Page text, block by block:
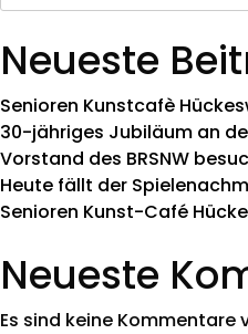
Neueste
Senioren Kunstcafè
30-jähriges Jubiläum an
Vorstand des BRSNW
Heute fällt der
Senioren Kunst-Café
Neueste
Es sind keine Kommentare